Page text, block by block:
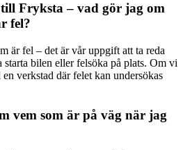
Fryksta – vad gör jag om
fel?
är fel – det är vår uppgift att ta reda
bilen eller felsöka på plats. Om vi
verkstad där felet kan undersökas
vem som är på väg när jag